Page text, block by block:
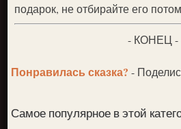
подарок, не отбирайте его
- КОНЕЦ -
Понравилась сказка?-
Самое популярное в этой